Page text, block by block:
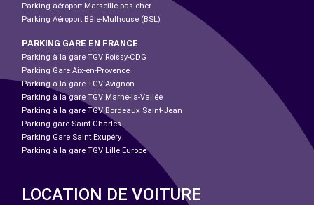
Parking aéroport Marseille pas cher
Parking Aéroport Bâle-Mulhouse (BSL)
PARKING GARE EN FRANCE
Parking à la gare TGV Roissy-CDG
Parking Gare Aix-en-Provence
Parking à la gare TGV Avignon
Parking à la gare TGV Marne-la-Vallée
Parking à la gare TGV Bordeaux Saint-Jean
Parking gare Saint-Charles
Parking Gare Saint Exupéry
Parking à la gare TGV Lille Europe
LOCATION DE VOITURE